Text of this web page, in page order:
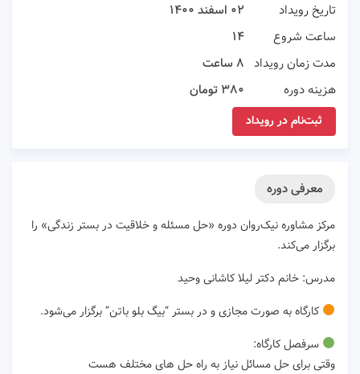
تاریخ رویداد
۰۲ اسفند ۱۴۰۰
ساعت شروع
۱۴
مدت زمان رویداد ۸ ساعت
هزینه دوره
۳۸۰ تومان
ثبت‌نام در رویداد
معرفی دوره
مرکز مشاوره نیک‌روان دوره «حل مسئله و خلاقیت در بستر زندگی» را
برگزار می‌کند.
مدرس: خانم دکتر لیلا کاشانی وحید
کارگاه به صورت مجازی و در بستر “بیگ بلو باتن” برگزار می‌شود.
سرفصل کارگاه:
وقتی برای حل مسائل نیاز به راه حل های مختلف هست